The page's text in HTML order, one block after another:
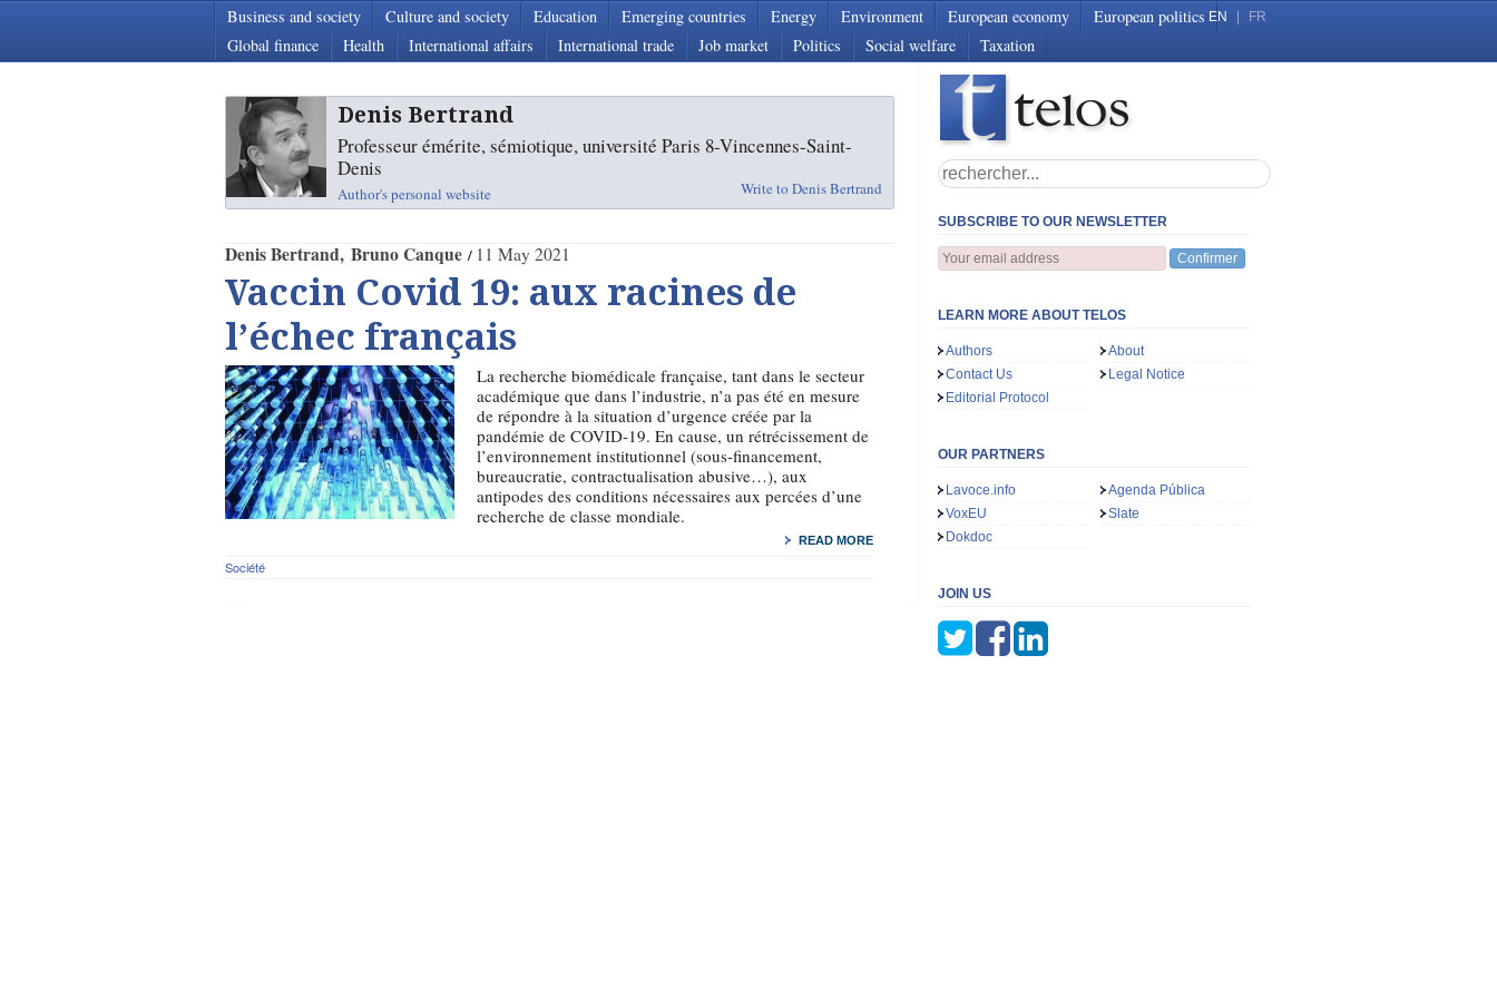
Business and society Culture and society Education Emerging countries Energy Environment European economy
European politics
Global finance
Health International affairs International trade Job market Politics Social welfare Taxation
EN FR
Denis Bertrand
Professeur émérite, sémiotique, université Paris 8-Vincennes-Saint-
Denis
Author's personal website Write to Denis Bertrand
Denis Bertrand Bruno Canque 11 May 2021
Vaccin Covid 19: aux racines de
l’échec français
La recherche biomédicale française, tant dans le secteur
académique que dans l’industrie, n’a pas été en mesure
de répondre à la situation d’urgence créée par la
pandémie de COVID-19. En cause, un rétrécissement de
l’environnement institutionnel (sous-financement,
bureaucratie, contractualisation abusive…), aux
antipodes des conditions nécessaires aux percées d’une
recherche de classe mondiale.
READ MORE
Société
SUBSCRIBE TO OUR NEWSLETTER
Confirmer
LEARN MORE ABOUT TELOS
Authors
About
Contact Us
Legal Notice
Editorial Protocol
OUR PARTNERS
Lavoce.info
Agenda Pública
VoxEU
Slate
Dokdoc
JOIN US